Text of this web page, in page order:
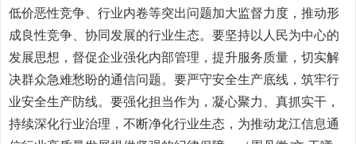
低价恶性竞争、行业内卷等突出问题加大监督力度，推动形
成良性竞争、协同发展的行业生态。要坚持以人民为中心的
发展思想，督促企业强化内部管理，提升服务质量，切实解
决群众急难愁盼的通信问题。要严守安全生产底线，筑牢行
业安全生产防线。要强化担当作为，凝心聚力、真抓实干，
持续深化行业治理，不断净化行业生态，为推动龙江信息通